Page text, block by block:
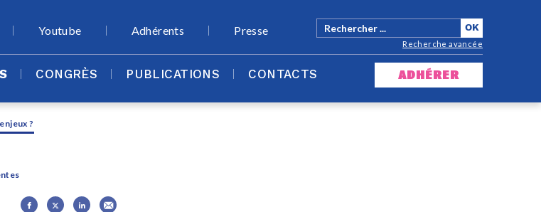
Recherche avancée
CONGRÈS PUBLICATIONS CONTACTS adhérer
Youtube Adhérents Presse
?